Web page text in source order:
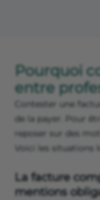
Pourquoi
entre
Contester une
de la payer. Pour
reposer sur des
Voici les situations
La facture
mentions